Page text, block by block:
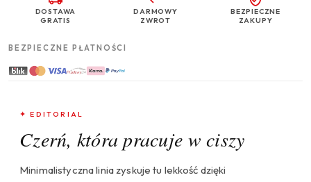
DOSTAWA
GRATIS
DARMOWY
ZWROT
BEZPIECZNE
ZAKUPY
BEZPIECZNE PŁATNOŚCI
✦ EDITORIAL
Czerń, która pracuje w ciszy
Minimalistyczna linia zyskuje tu lekkość dzięki